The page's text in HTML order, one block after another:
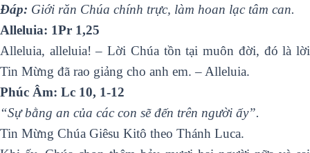
Ðáp: Giới răn Chúa chính trực, làm hoan lạc tâm can.
Alleluia: 1Pr 1,25
Alleluia, alleluia! – Lời Chúa tồn tại muôn đời, đó là lời
Tin Mừng đã rao giảng cho anh em. – Alleluia.
Phúc Âm: Lc 10, 1-12
“Sự bằng an của các con sẽ đến trên người ấy”.
Tin Mừng Chúa Giêsu Kitô theo Thánh Luca.